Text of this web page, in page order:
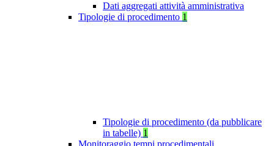
Dati aggregati attività amministrativa
Tipologie di procedimento 1
Tipologie di procedimento (da pubblicare
in tabelle) 1